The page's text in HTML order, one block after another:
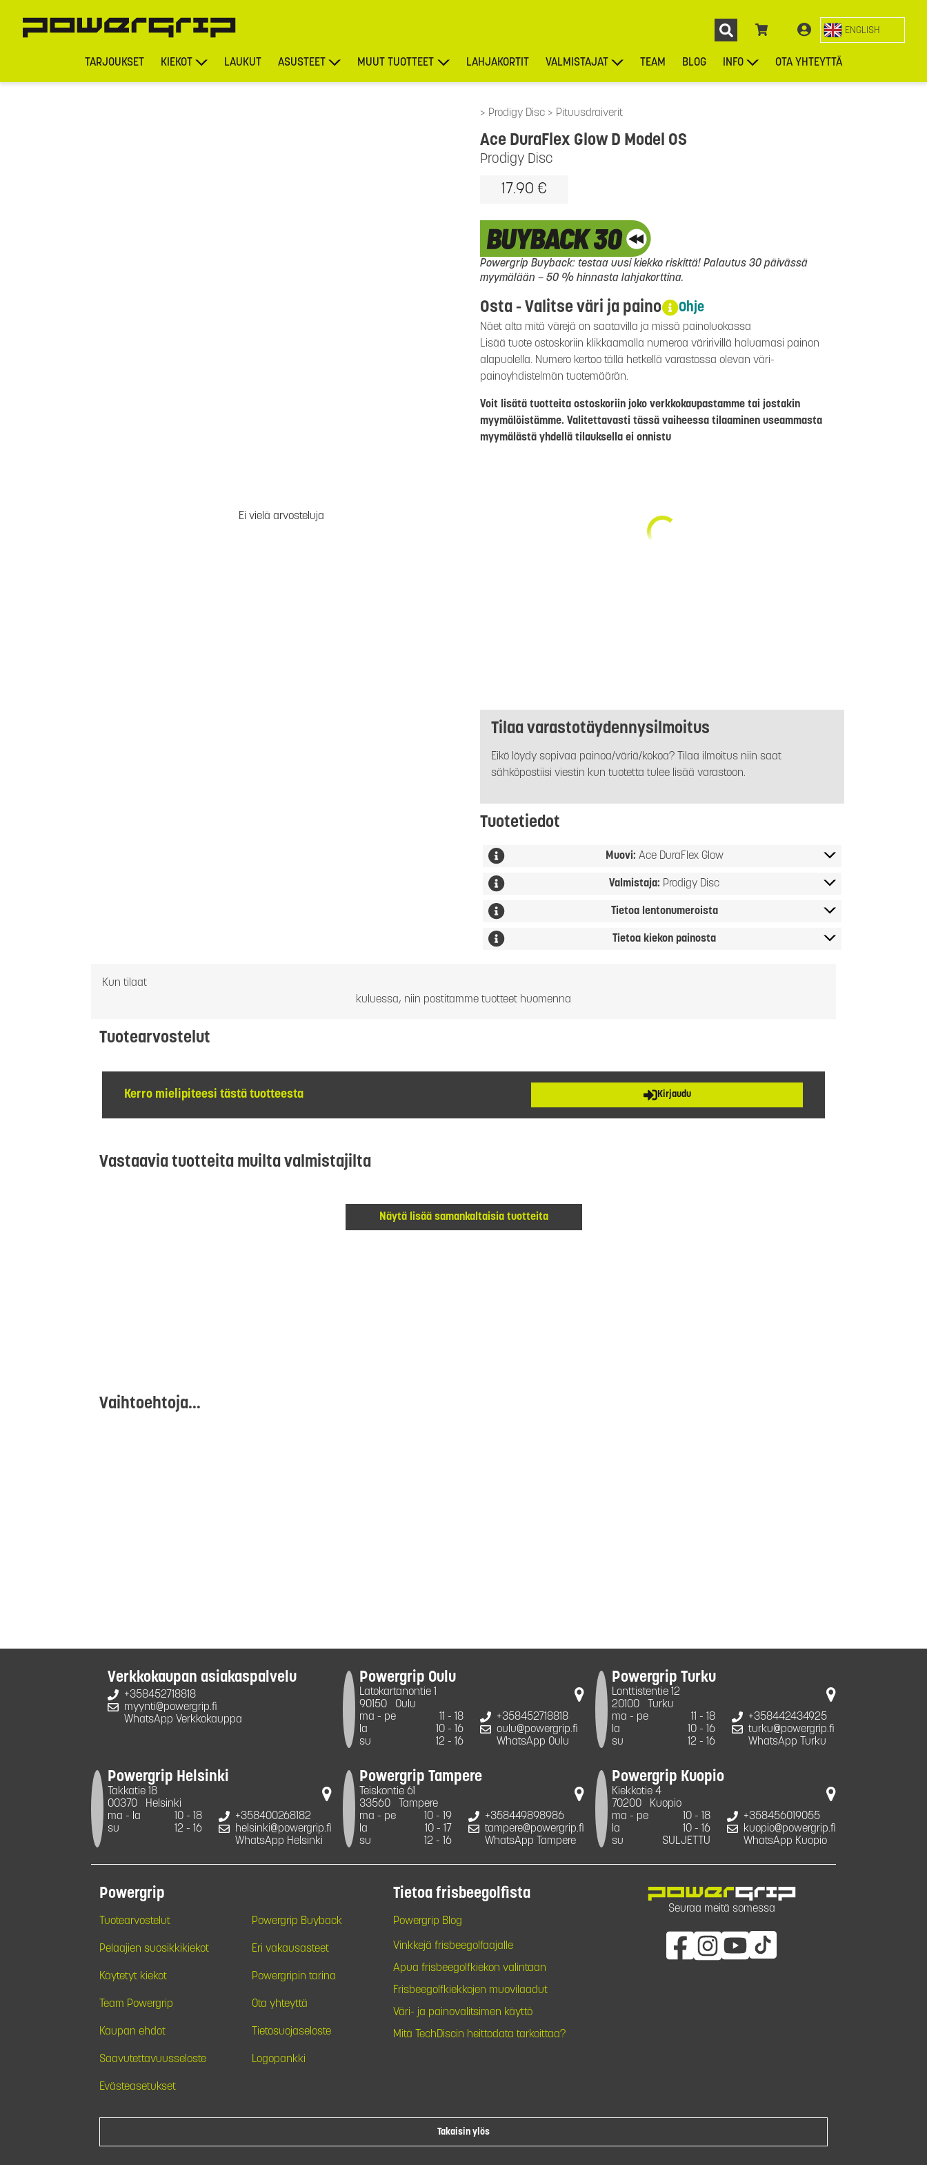
ENGLISH
TARJOUKSET KIEKOT LAUKUT ASUSTEET MUUT TUOTTEET LAHJAKORTIT VALMISTAJAT TEAM BLOG INFO OTA YHTEYTTÄ
Prodigy Disc Pituusdraiverit
Ei vielä arvosteluja
Prodigy Disc
Ace DuraFlex Glow D Model OS
17.90 €
Powergrip Buyback: testaa uusi kiekko riskittä! Palautus 30 päivässä
myymälään – 50 % hinnasta lahjakorttina.
Osta - Valitse väri ja paino Ohje
Näet alta mitä värejä on saatavilla ja missä painoluokassa
Lisää tuote ostoskoriin klikkaamalla numeroa väririvillä haluamasi painon
alapuolella. Numero kertoo tällä hetkellä varastossa olevan väri-
painoyhdistelmän tuotemäärän.
Voit lisätä tuotteita ostoskoriin joko verkkokaupastamme tai jostakin
myymälöistämme. Valitettavasti tässä vaiheessa tilaaminen useammasta
myymälästä yhdellä tilauksella ei onnistu
Tilaa varastotäydennysilmoitus
Eikö löydy sopivaa painoa/väriä/kokoa? Tilaa ilmoitus niin saat
sähköpostiisi viestin kun tuotetta tulee lisää varastoon.
Tuotetiedot
Muovi: Ace DuraFlex Glow
Valmistaja: Prodigy Disc
Tietoa lentonumeroista
Tietoa kiekon painosta
Kun tilaat
kuluessa, niin postitamme tuotteet huomenna
Tuotearvostelut
Kerro mielipiteesi tästä tuotteesta Kirjaudu
Vastaavia tuotteita muilta valmistajilta
Näytä lisää samankaltaisia tuotteita
Vaihtoehtoja...
Verkkokaupan asiakaspalvelu
+358452718818
myynti@powergrip.fi
WhatsApp Verkkokauppa
Powergrip Oulu
Latokartanontie 1
90150
Oulu
ma - pe
11 - 18
la
10 - 16
su
12 - 16
+358452718818
oulu@powergrip.fi
WhatsApp Oulu
Powergrip Turku
Lonttistentie 12
20100
Turku
ma - pe
11 - 18
la
10 - 16
su
12 - 16
+358442434925
turku@powergrip.fi
WhatsApp Turku
Powergrip Helsinki
Takkatie 18
00370
Helsinki
ma - la
10 - 18
su
12 - 16
+358400268182
helsinki@powergrip.fi
WhatsApp Helsinki
Powergrip Tampere
Teiskontie 61
33560
Tampere
ma - pe
10 - 19
la
10 - 17
su
12 - 16
+358449898986
tampere@powergrip.fi
WhatsApp Tampere
Powergrip Kuopio
Kiekkotie 4
70200
Kuopio
ma - pe
10 - 18
la
10 - 16
su
SULJETTU
+358456019055
kuopio@powergrip.fi
WhatsApp Kuopio
Powergrip
Tuotearvostelut Powergrip Buyback
Pelaajien suosikkikiekot Eri vakausasteet
Käytetyt kiekot Powergripin tarina
Team Powergrip Ota yhteyttä
Kaupan ehdot Tietosuojaseloste
Saavutettavuusseloste Logopankki
Evästeasetukset
Tietoa frisbeegolfista
Powergrip Blog
Vinkkejä frisbeegolfaajalle
Apua frisbeegolfkiekon valintaan
Frisbeegolfkiekkojen muovilaadut
Väri- ja painovalitsimen käyttö
Mitä TechDiscin heittodata tarkoittaa?
Seuraa meitä somessa
Takaisin ylös